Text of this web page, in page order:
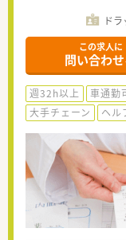
ド
この求人に
問い合わ
週32h以上 車通勤
大手チェーン
ヘル